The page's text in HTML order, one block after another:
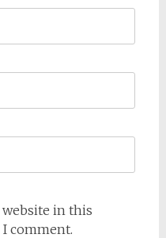
website in this
comment.